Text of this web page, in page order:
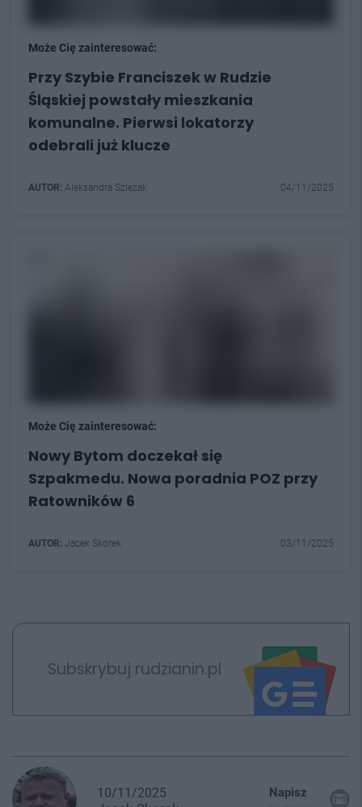
Może Cię zainteresować:
Przy Szybie Franciszek w Rudzie
Śląskiej powstały mieszkania
komunalne. Pierwsi lokatorzy
odebrali już klucze
AUTOR: Aleksandra Szlęzak 04/11/2025
Może Cię zainteresować:
Nowy Bytom doczekał się
Szpakmedu. Nowa poradnia POZ przy
Ratowników 6
AUTOR: Jacek Skorek 03/11/2025
Subskrybuj rudzianin.pl
10/11/2025
Napisz